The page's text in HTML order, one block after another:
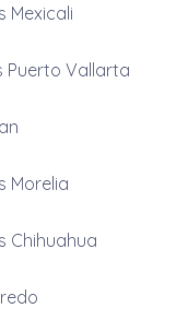
Mexicali
Puerto Vallarta
Morelia
Chihuahua